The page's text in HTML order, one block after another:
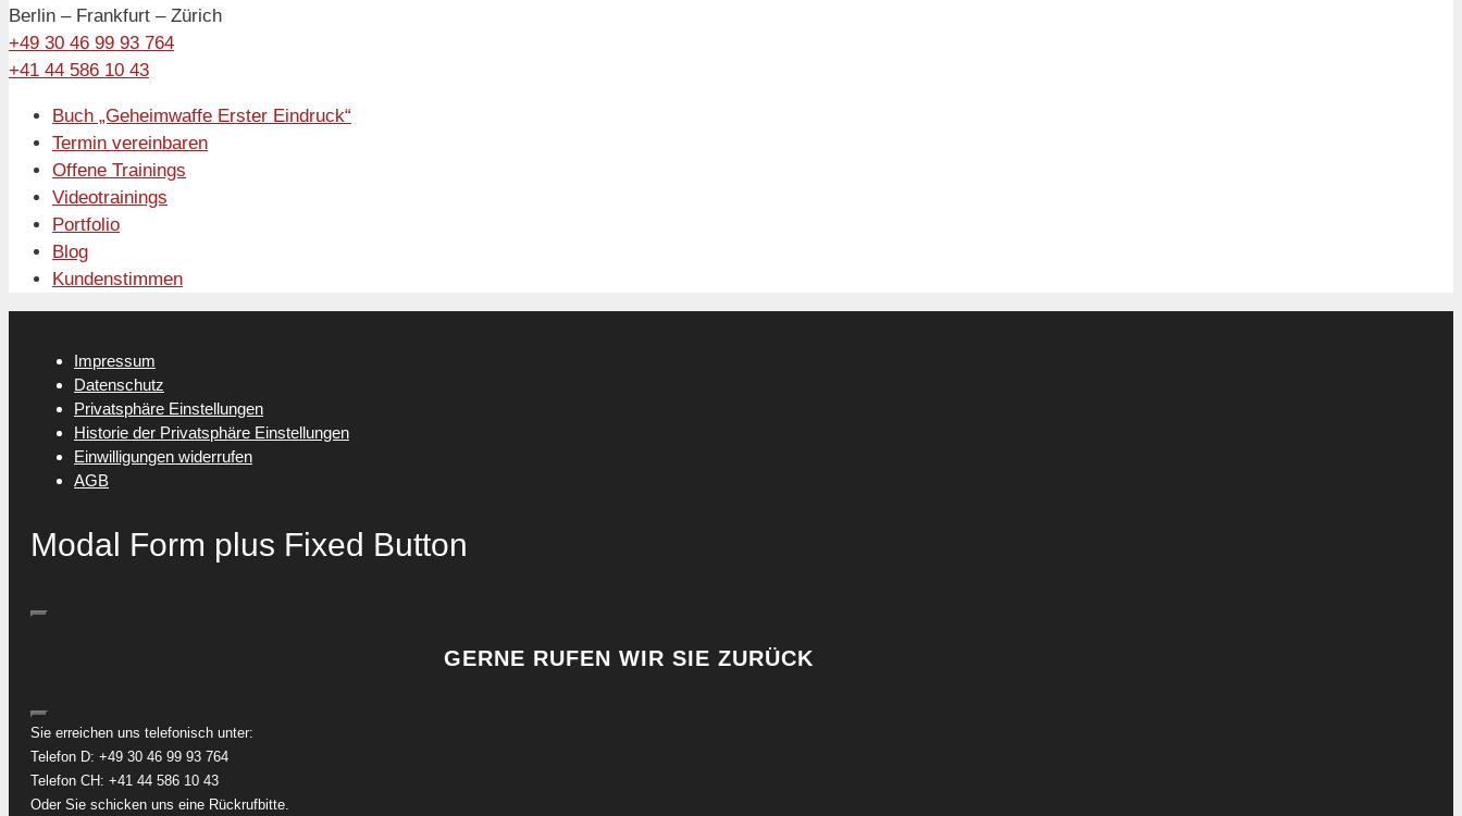
Berlin – Frankfurt – Zürich
+49 30 46 99 93 764
+41 44 586 10 43
Buch „Geheimwaffe Erster Eindruck“
Termin vereinbaren
Offene Trainings
Videotrainings
Portfolio
Blog
Kundenstimmen
Impressum
Datenschutz
Privatsphäre Einstellungen
Historie der Privatsphäre Einstellungen
Einwilligungen widerrufen
AGB
Modal Form plus Fixed Button
GERNE RUFEN WIR SIE ZURÜCK
Sie erreichen uns telefonisch unter:
Telefon D: +49 30 46 99 93 764
Telefon CH: +41 44 586 10 43
Oder Sie schicken uns eine Rückrufbitte.